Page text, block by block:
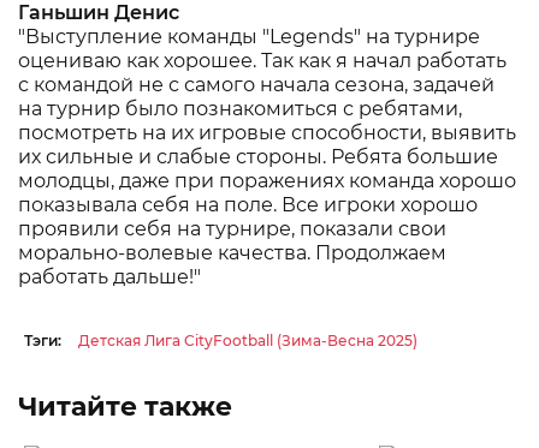
Ганьшин Денис
"Выступление команды "Legends" на турнире
оцениваю как хорошее. Так как я начал работать
с командой не с самого начала сезона, задачей
на турнир было познакомиться с ребятами,
посмотреть на их игровые способности, выявить
их сильные и слабые стороны. Ребята большие
молодцы, даже при поражениях команда хорошо
показывала себя на поле. Все игроки хорошо
проявили себя на турнире, показали свои
морально-волевые качества. Продолжаем
работать дальше!"
Тэги: Детская Лига CityFootball (Зима-Весна 2025)
Читайте также